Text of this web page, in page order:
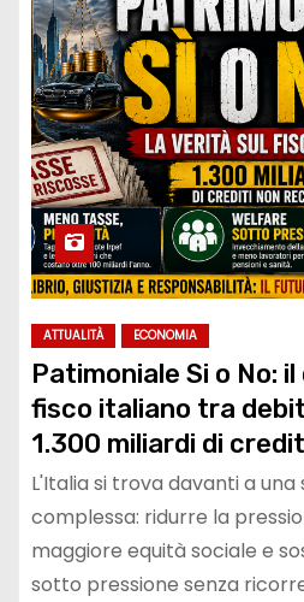
ATTUALITÀ ECONOMIA
Patimoniale Si o No:
fisco italiano tra
1.300 miliardi di
L'Italia si trova davanti a
complessa: ridurre la
maggiore equità sociale e
sotto pressione senza